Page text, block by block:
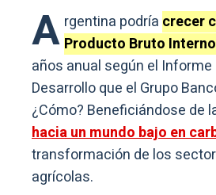
A rgentina podría crecer
Producto Bruto
años anual según el
Desarrollo que el Grupo
¿Cómo? Beneficiándose de
hacia un mundo bajo en
transformación de los
agrícolas.